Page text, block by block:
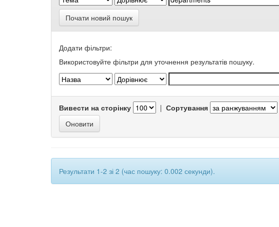
Почати новий пошук
Додати фільтри:
Використовуйте фільтри для уточнення результатів пошуку.
Вивести на сторінку | Сортування
Результати 1-2 зі 2 (час пошуку: 0.002 секунди).